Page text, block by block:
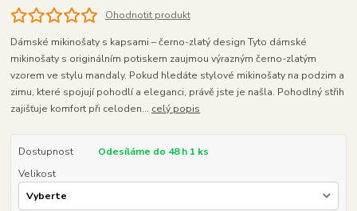
Ohodnotit produkt
Dámské mikinošaty s kapsami – černo-zlatý design Tyto dámské
mikinošaty s originálním potiskem zaujmou výrazným černo-zlatým
vzorem ve stylu mandaly. Pokud hledáte stylové mikinošaty na podzim a
zimu, které spojují pohodlí a eleganci, právě jste je našla. Pohodlný střih
zajišťuje komfort při celoden... celý popis
Dostupnost
Odesíláme do 48 h 1 ks
Velikost